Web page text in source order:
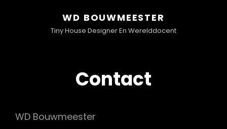
WD BOUWMEESTER
Tiny House Designer En Werelddocent
Contact
WD Bouwmeester